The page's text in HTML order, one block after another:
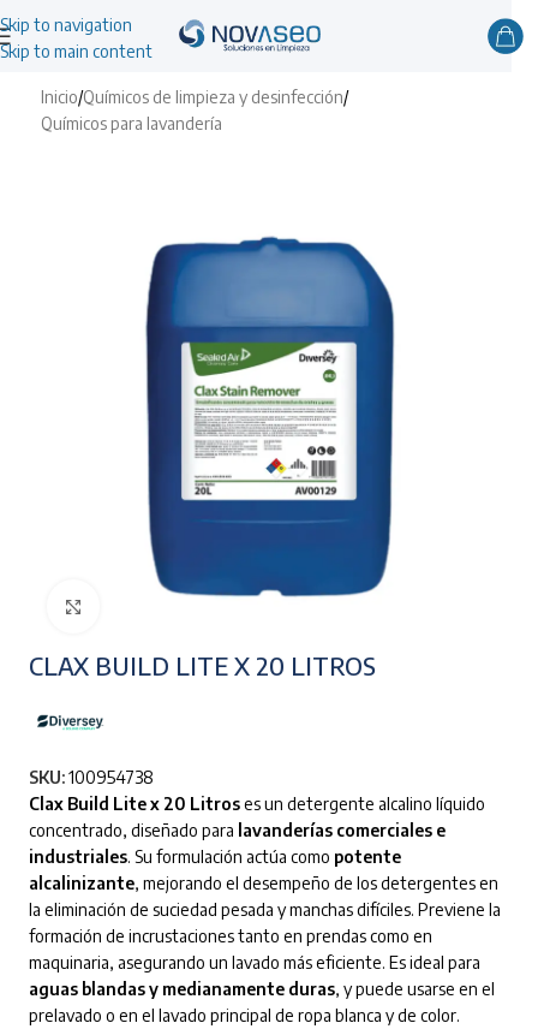
Skip to navigation
Skip to main content
Inicio/Químicos de limpieza y desinfección/
Químicos para lavandería
CLAX BUILD LITE X 20 LITROS
SKU:100954738
Clax Build Lite x 20 Litroses un detergente alcalino líquido
concentrado, diseñado para lavanderías comerciales e
industriales. Su formulación actúa como potente
alcalinizante, mejorando el desempeño de los detergentes en
la eliminación de suciedad pesada y manchas difíciles. Previene la
formación de incrustaciones tanto en prendas como en
maquinaria, asegurando un lavado más eficiente. Es ideal para
aguas blandas y medianamente duras, y puede usarse en el
prelavado o en el lavado principal de ropa blanca y de color.